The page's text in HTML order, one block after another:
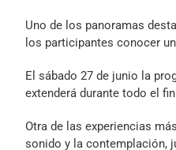
Uno de los panoramas
los participantes conocer
El sábado 27 de junio la
extenderá durante todo el
Otra de las experiencias
sonido y la contemplación,